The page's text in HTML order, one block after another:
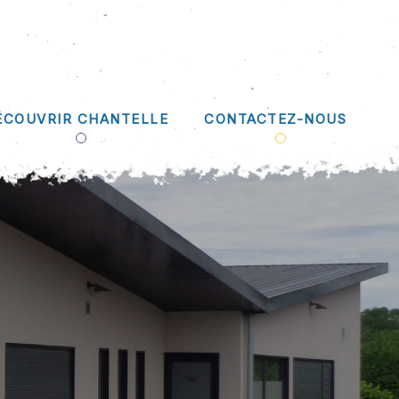
CHANTELLE CONTACTEZ-NOUS